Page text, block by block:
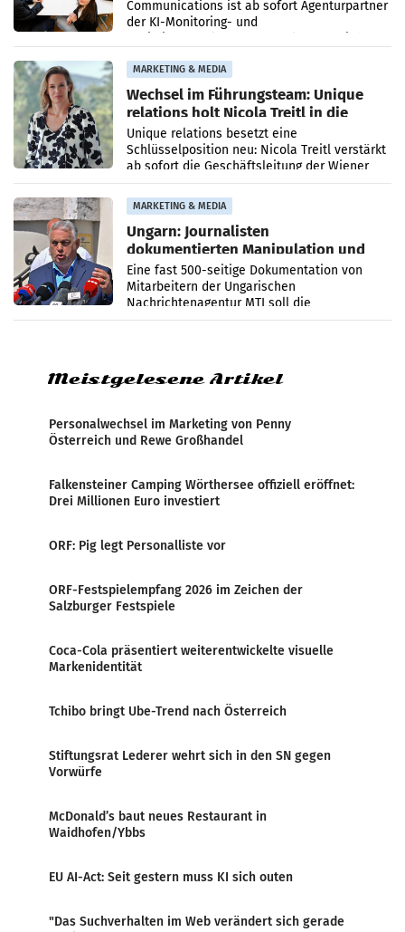
Communications ist ab sofort Agenturpartner
der KI-Monitoring- und
MARKETING & MEDIA
Wechsel im Führungsteam: Unique
relations holt Nicola Treitl in die
Geschäftsleitung
Unique relations besetzt eine
Schlüsselposition neu: Nicola Treitl verstärkt
ab sofort die Geschäftsleitung der Wiener
PR-Agentur an der Seite von Josef Kalina und
Anna Kalina-Mahr.
MARKETING & MEDIA
Ungarn: Journalisten
dokumentierten Manipulation und
Zensur
Eine fast 500-seitige Dokumentation von
Mitarbeitern der Ungarischen
Nachrichtenagentur MTI soll die
systematische Nachrichten-Manipulation und
Meistgelesene Artikel
Personalwechsel im Marketing von Penny
Österreich und Rewe Großhandel
Falkensteiner Camping Wörthersee offiziell eröffnet:
Drei Millionen Euro investiert
ORF: Pig legt Personalliste vor
ORF-Festspielempfang 2026 im Zeichen der
Salzburger Festspiele
Coca-Cola präsentiert weiterentwickelte visuelle
Markenidentität
Tchibo bringt Ube-Trend nach Österreich
Stiftungsrat Lederer wehrt sich in den SN gegen
Vorwürfe
McDonald’s baut neues Restaurant in
Waidhofen/Ybbs
EU AI-Act: Seit gestern muss KI sich outen
"Das Suchverhalten im Web verändert sich gerade